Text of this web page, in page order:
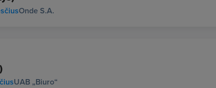
Onde S.A.
UAB „Biuro“